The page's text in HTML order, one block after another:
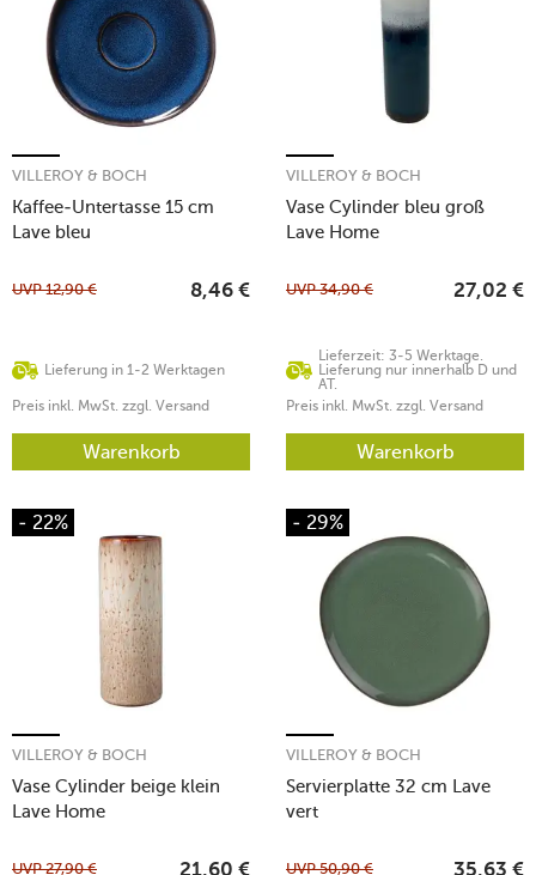
Kaffee-Untertasse 15 cm
Lave bleu
VILLEROY & BOCH
Lieferung in 1-2 Werktagen
UVP12,90 € 8,46 €
Preis inkl. MwSt. zzgl. Versand
Warenkorb
Vase Cylinder bleu groß
Lave Home
VILLEROY & BOCH
Lieferzeit: 3-5 Werktage.
Lieferung nur innerhalb D und
AT.
UVP34,90 € 27,02 €
Preis inkl. MwSt. zzgl. Versand
Warenkorb
- 22%
Vase Cylinder beige klein
Lave Home
VILLEROY & BOCH
UVP27,90 € 21,60 €
- 29%
Servierplatte 32 cm Lave
vert
VILLEROY & BOCH
UVP50,90 € 35,63 €